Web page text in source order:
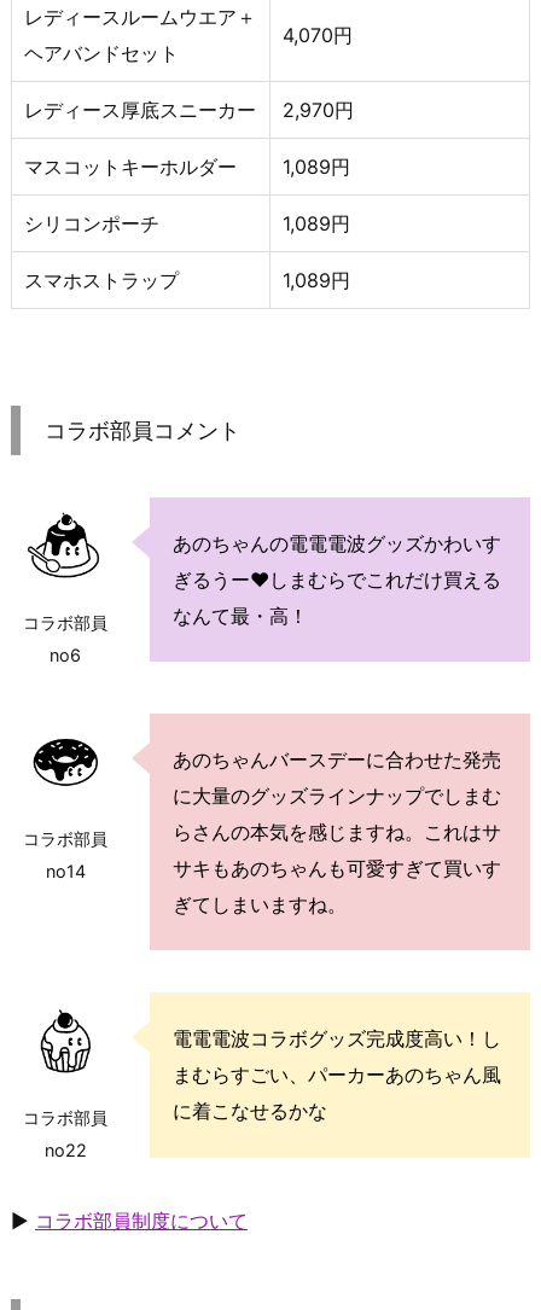
レディースルームウエア＋
ヘアバンドセット
4,070円
レディース厚底スニーカー 2,970円
マスコットキーホルダー 1,089円
シリコンポーチ 1,089円
スマホストラップ 1,089円
コラボ部員コメント
コラボ部員
no6
あのちゃんの電電電波グッズかわいす
ぎるうー♥しまむらでこれだけ買える
なんて最・高！
コラボ部員
no14
あのちゃんバースデーに合わせた発売
に大量のグッズラインナップでしまむ
らさんの本気を感じますね。これはサ
サキもあのちゃんも可愛すぎて買いす
ぎてしまいますね。
コラボ部員
no22
電電電波コラボグッズ完成度高い！し
まむらすごい、パーカーあのちゃん風
に着こなせるかな
▶ コラボ部員制度について